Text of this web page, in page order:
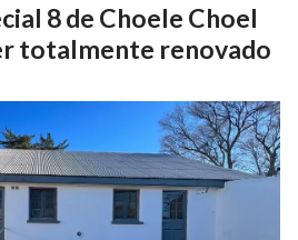
8 de Choele Choel
totalmente renovado